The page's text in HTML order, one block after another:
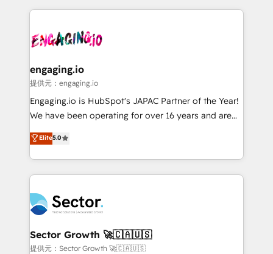
advanced optimization & adoption 📍 São Paulo, BR
• Des Moines, IA • New York, NY
dados e automatizar operações. O objetivo é
operacional de receita conectando equipes
Também somos distribuidores oficiais da HubSpot
e de mais de 150 softwares globais permitindo
contratar e pagar a HubSpot em reais com nota
fiscal no Brasil e gerar economia de até 50% na
Oferecemos ainda agentes de IA especializados em
HubSpot que automatizam tarefas executam rotinas
empresas em 13 países utilizam a Nexforce. Somos
a maior parceira da HubSpot na América Latina e
líder no ranking global de sucesso do cliente da
HubSpot.
engaging.io
提供元：engaging.io
Engaging.io is HubSpot's JAPAC Partner of the Year!
We have been operating for over 16 years and are
one of HubSpot's most experienced and technically
capable Agency Partners globally. We specialise in
complex CRM migrations, implementations,
integrations, custom CMS portal development,
businesses. Our teams are based in North America
and APAC. We are HubSpot's top-ranked Advanced
Implementation Certified Partner and we contribute
to their advisory council. We strive to do 'good work
Elite5.0
Sector Growth 🚀🇨🇦🇺🇸
提供元：Sector Growth 🚀🇨🇦🇺🇸